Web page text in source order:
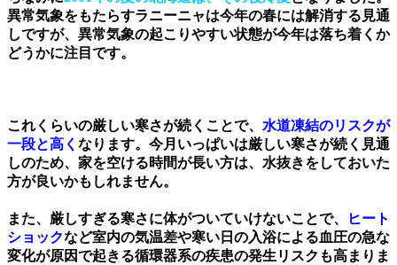
異常気象をもたらすラニーニャは今年の春には解消する見通
しですが、異常気象の起こりやすい状態が今年は落ち着くか
どうかに注目です。
これくらいの厳しい寒さが続くことで、 水道凍結のリスクが
一段と高く なります。今月いっぱいは厳しい寒さが続く見通
しのため、家を空ける時間が長い方は、水抜きをしておいた
方が良いかもしれません。
また、厳しすぎる寒さに体がついていけないことで、
ヒート
ショックなど室内の気温差や寒い日の入浴による血圧の急な
変化が原因で起きる循環器系の疾患の発生リスクも高まりま